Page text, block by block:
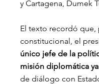
y Cartagena, Dumek
El texto recordó que,
constitucional, el
único jefe de la
misión diplomática
de diálogo con